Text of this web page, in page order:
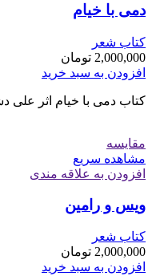
دمی با خیام
کتاب شعر
2,000,000 تومان
افزودن به سبد خرید
کتاب دمی با خیام اثر علی
مقایسه
مشاهده سریع
افزودن به علاقه مندی
ویس و رامین
کتاب شعر
2,000,000 تومان
افزودن به سبد خرید